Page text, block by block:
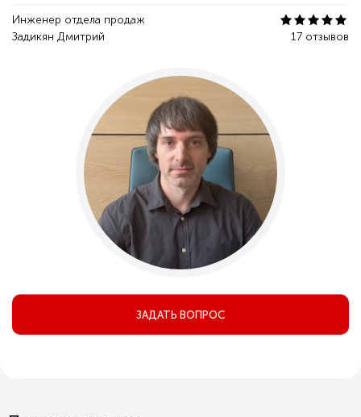
Инженер отдела продаж
Задикян Дмитрий
17 отзывов
ЗАДАТЬ ВОПРОС